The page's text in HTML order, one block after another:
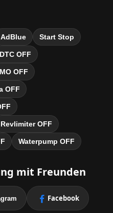
AdBlue Start Stop
DTC OFF
OFF
OFF
Revlimiter OFF
Waterpump OFF
mit Freunden
Facebook